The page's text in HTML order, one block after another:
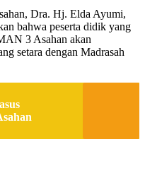
Dra. Hj. Elda Ayumi,
bahwa peserta didik yang
3 Asahan akan
setara dengan Madrasah